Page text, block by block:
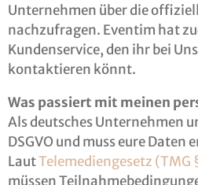
Unternehmen über die
nachzufragen. Eventim hat
Kundenservice, den ihr bei
kontaktieren könnt.
Was passiert mit meinen
Als deutsches Unternehmen
DSGVO und muss eure Daten
LautTelemediengesetz (TMG
müssen